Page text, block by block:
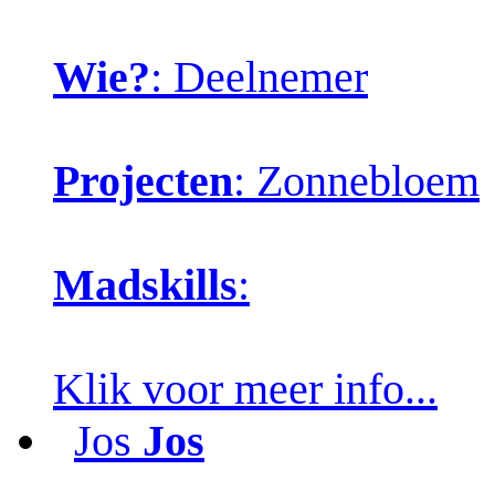
Wie?: Deelnemer
Projecten: Zonnebloem
Madskills:
Klik voor meer info...
Jos Jos